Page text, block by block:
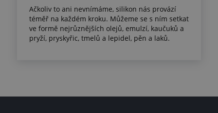
Ačkoliv to ani nevnímáme, silikon nás provází
téměř na každém kroku. Můžeme se s ním setkat
ve formě nejrůznějších olejů, emulzí, kaučuků a
pryží, pryskyřic, tmelů a lepidel, pěn a laků.